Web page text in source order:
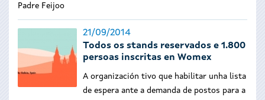
Padre Feijoo
21/09/2014
Todos os stands reservados e 1.800
persoas inscritas en Womex
A organización tivo que habilitar unha lista
de espera ante a demanda de postos para a